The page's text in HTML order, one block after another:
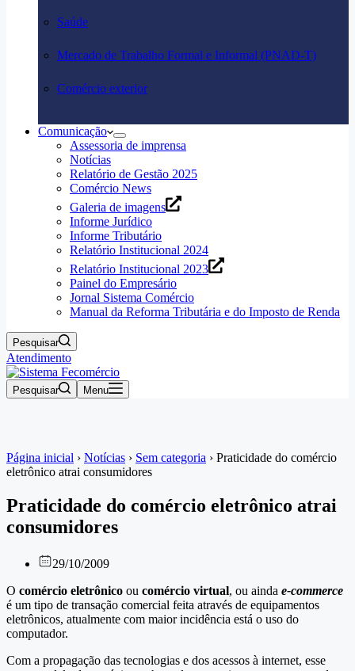
Saúde
Mercado de Trabalho Formal e Informal (PNAD-T)
Comércio exterior
Comunicação
Assessoria de imprensa
Notícias
Relatório de Gestão 2025
Comércio News
Galeria de imagens
Informe Jurídico
Informe Tributário
Relatório Institucional 2024
Relatório Institucional 2023
Painel do Empresário
Jornal Sistema Comércio
Manual da Reforma Tributária e do Imposto de Renda
Pesquisar
Atendimento
Pesquisar Menu
Página inicial › Notícias › Sem categoria › Praticidade do comércio
eletrônico atrai consumidores
Praticidade do comércio eletrônico atrai
consumidores
29/10/2009
O comércio eletrônico ou comércio virtual, ou ainda e-commerce
é um tipo de transação comercial feita através de equipamentos
eletrônicos, atualmente com maior incidência está o uso do
computador.
Com a propagação das tecnologias e dos acessos à internet, esse